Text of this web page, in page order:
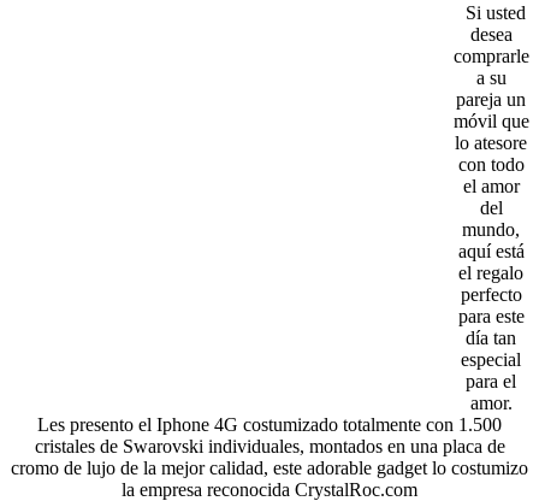
Si usted
desea
comprarle
a su
pareja un
móvil que
lo atesore
con todo
el amor
del
mundo,
aquí está
el regalo
perfecto
para este
día tan
especial
para el
amor.
Les presento el Iphone 4G costumizado totalmente con 1.500
cristales de Swarovski individuales, montados en una placa de
cromo de lujo de la mejor calidad, este adorable gadget lo costumizo
la empresa reconocida CrystalRoc.com